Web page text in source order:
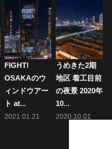
FIGHT!
OSAKAのウ
ィンドウアー
ト at...
2021.01.21
うめきた2期
地区 着工目前
の夜景 2020年
10...
2020.10.01